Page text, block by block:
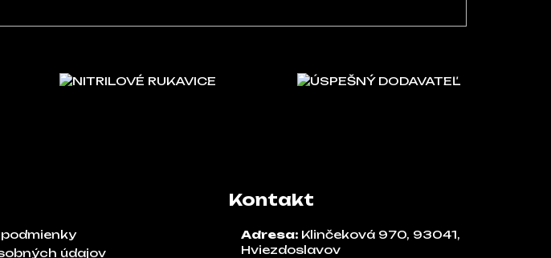
NITRILOVÉ RUKAVICE ÚSPEŠNÝ DODAVATEĽ
údajov
Kontakt
Adresa: Klinčeková 970, 93041,
Hviezdoslavov